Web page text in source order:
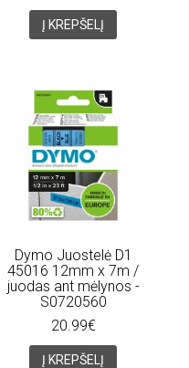
Į KREPŠELĮ
Dymo Juostelė D1
45016 12mm x 7m /
juodas ant mėlynos -
S0720560
20.99€
Į KREPŠELĮ